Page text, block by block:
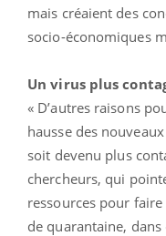
mais créaient des
socio-économiques
Un virus plus
« D’autres raisons
hausse des
soit devenu plus
chercheurs, qui
ressources pour
de quarantaine,